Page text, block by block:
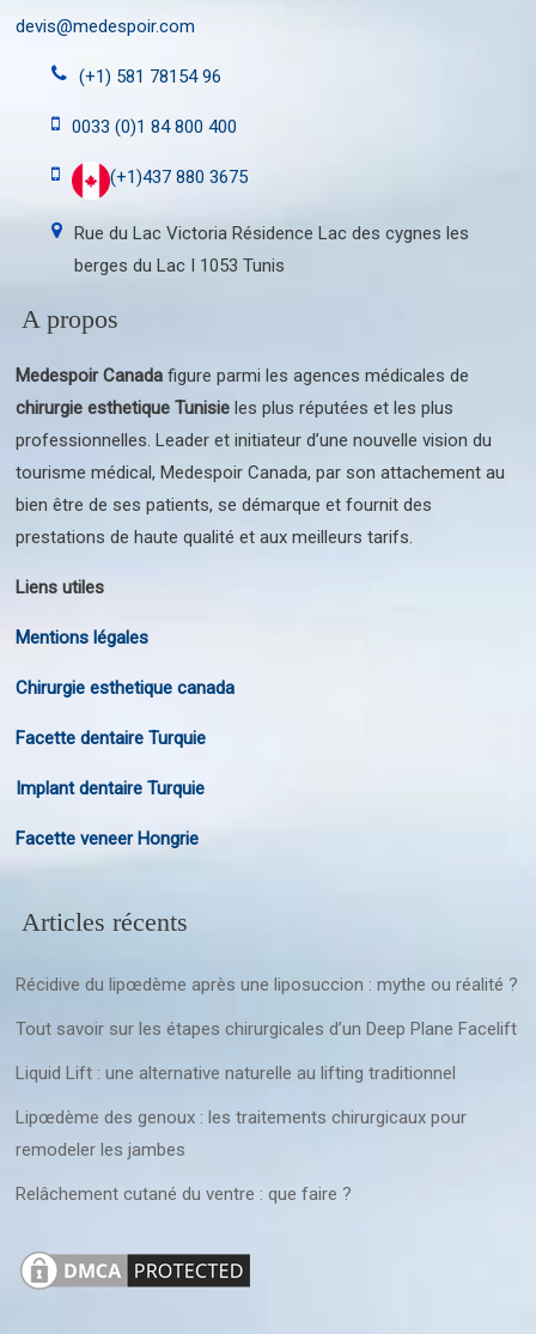
devis@medespoir.com
(+1) 581 78154 96
0033 (0)1 84 800 400
(+1)437 880 3675
Rue du Lac Victoria Résidence Lac des cygnes les
berges du Lac I 1053 Tunis
A propos
Medespoir Canada figure parmi les agences médicales de
chirurgie esthetique Tunisie les plus réputées et les plus
professionnelles. Leader et initiateur d’une nouvelle vision du
tourisme médical, Medespoir Canada, par son attachement au
bien être de ses patients, se démarque et fournit des
prestations de haute qualité et aux meilleurs tarifs.
Liens utiles
Mentions légales
Chirurgie esthetique canada
Facette dentaire Turquie
Implant dentaire Turquie
Facette veneer Hongrie
Articles récents
Récidive du lipœdème après une liposuccion : mythe ou réalité ?
Tout savoir sur les étapes chirurgicales d’un Deep Plane Facelift
Liquid Lift : une alternative naturelle au lifting traditionnel
Lipœdème des genoux : les traitements chirurgicaux pour
remodeler les jambes
Relâchement cutané du ventre : que faire ?